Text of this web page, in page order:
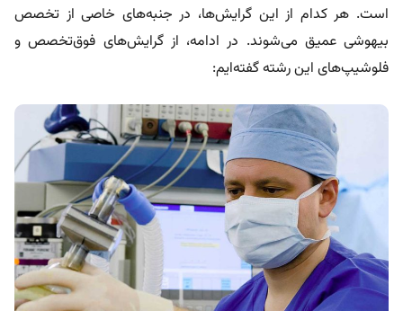
است. هر کدام از این گرایش‌ها، در جنبه‌های خاصی از تخصص
بیهوشی عمیق می‌شوند. در ادامه، از گرایش‌های فوق‌تخصص و
فلوشیپ‌های این رشته گفته‌ایم: